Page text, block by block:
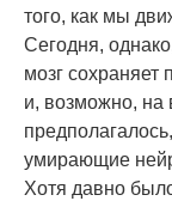
того, как мы
Сегодня,
мозг сохраняет
и, возможно, на
умирающие
Хотя давно